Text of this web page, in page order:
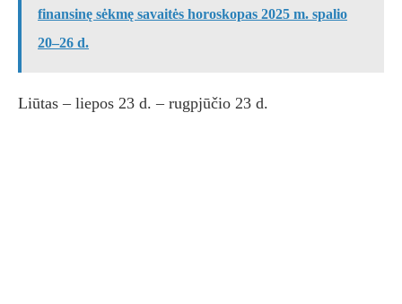
finansinę sėkmę savaitės horoskopas 2025 m. spalio
20–26 d.
Liūtas – liepos 23 d. – rugpjūčio 23 d.